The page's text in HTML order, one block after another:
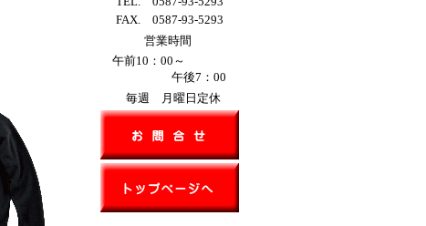
FAX. 0587-93-5293
営業時間
午前10：00～
午後7：00
毎週 月曜日定休